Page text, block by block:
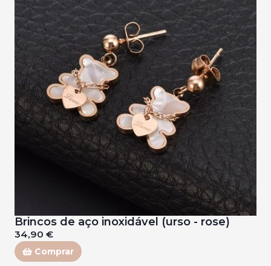
Brincos de aço inoxidável (urso - rose)
34,90 €
Comprar